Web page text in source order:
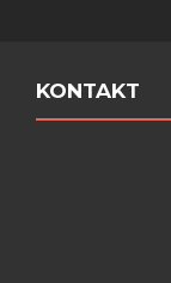
KONTAKT